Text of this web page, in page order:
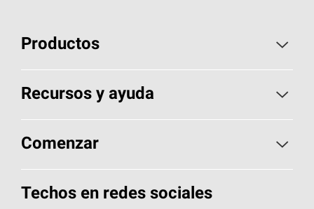
Productos
Elija sus tejas
Encuentre un contratista
Componentes para techos
Recursos y ayuda
Aspectos básicos sobre techos
Herramientas de diseño y color
Comenzar
Llame al 1-800-GET-PINK®
Techos en redes sociales